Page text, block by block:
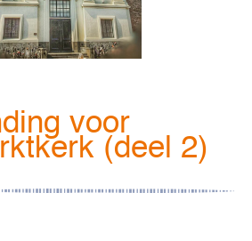
voor
(deel 2)